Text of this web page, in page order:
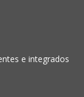
e integrados